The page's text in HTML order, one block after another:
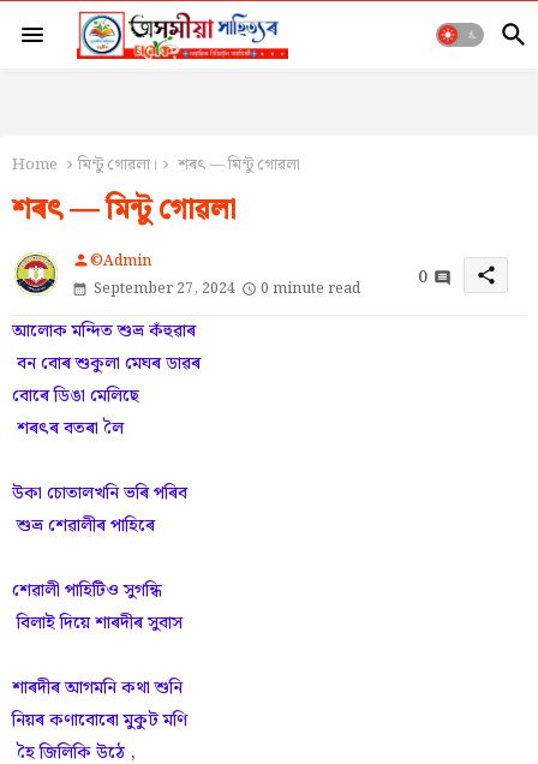
Home মিন্টু গোৱলা। শৰৎ — মিন্টু গোৱলা
শৰৎ — মিন্টু গোৱলা
person©Admin
September 27, 2024
0 minute read 0 share
আলোক মন্দিত শুভ্ৰ কঁহুৱাৰ
বন বোৰ শুকুলা মেঘৰ ডাৱৰ
বোৰে ডিঙা মেলিছে
শৰৎৰ বতৰা লৈ
উকা চোতালখনি ভৰি পৰিব
শুভ্ৰ শেৱালীৰ পাহিৰে
শেৱালী পাহিটিও সুগন্ধি
বিলাই দিয়ে শাৰদীৰ সুবাস
শাৰদীৰ আগমনি কথা শুনি
নিয়ৰ কণাবোৰো মুকুট মণি
হৈ জিলিকি উঠে ,